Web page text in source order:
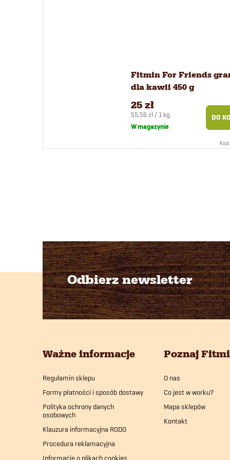
Fitmin For Friends
dla kawii 450 g
25 zł
Cena
jednostkowa:
55,56 zł / 1 kg
W magazynie
DO
Kod
Odbierz newsletter
Ważne informacje
Regulamin sklepu
Formy płatności i sposób dostawy
Polityka ochrony danych
osobowych
Klauzura informacyjna RODO
Procedura reklamacyjna
Informacje o plikach cookies
Poznaj
O nas
Co jest w worku?
Mapa sklepów
Kontakt